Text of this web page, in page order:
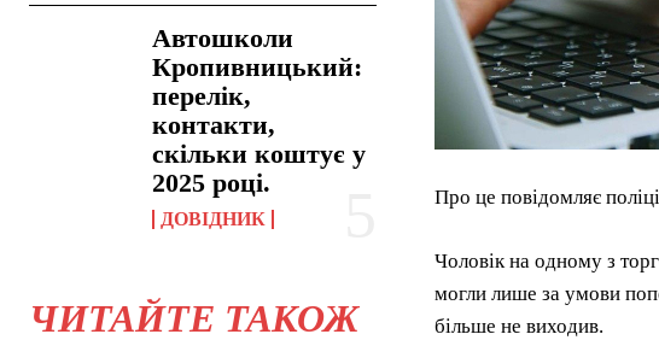
Автошколи
Кропивницький:
перелік,
контакти,
скільки коштує у
2025 році.
ДОВІДНИК
ЧИТАЙТЕ ТАКОЖ
Про це повідомляє
Чоловік на одному з
могли лише за умови
більше не виходив.